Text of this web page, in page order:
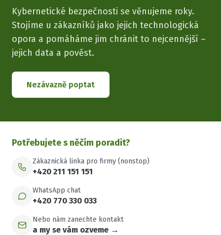
Kybernetické bezpečnosti se věnujeme roky.
Stojíme u zákazníků jako jejich technologická
opora a pomáháme jim chránit to nejcennější –
jejich data a pověst.
Nezávazně poptat
Potřebujete s něčím poradit?
Zákaznická linka pro firmy (nonstop)
+420 211 151 151
WhatsApp chat
+420 770 330 033
Nebo nám zanechte kontakt
a my se vám ozveme →